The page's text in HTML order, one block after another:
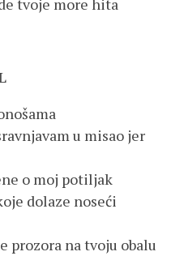
tvoje more hita
u misao jer
o moj potiljak
dolaze noseći
prozora na tvoju obalu